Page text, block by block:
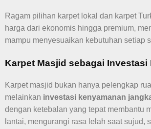
Ragam pilihan karpet lokal dan karpet
harga dari ekonomis hingga premium,
mampu menyesuaikan kebutuhan setiap
Karpet Masjid sebagai Investasi
Karpet masjid bukan hanya pelengkap
melainkan investasi kenyamanan
dengan ketebalan yang tepat membantu
lantai, mengurangi rasa lelah saat sujud,